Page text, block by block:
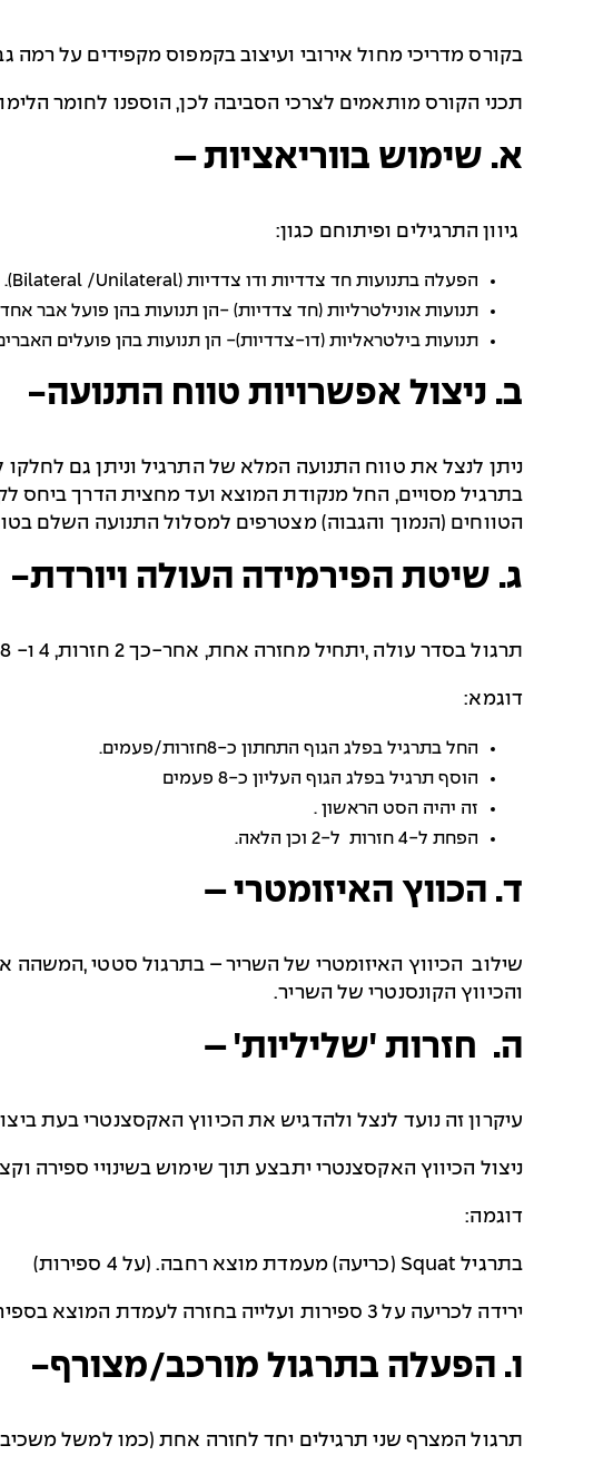
בקורס מדריכי מחול אירובי ועיצוב בקמפוס מקפידים על רמה
תכני הקורס מותאמים לצרכי הסביבה לכן, הוספנו לחומר
א. שימוש בווריאציות –
גיוון התרגילים ופיתוחם כגון:
הפעלה בתנועות חד צדדיות ודו צדדיות (Bilateral /Unilateral
).
תנועות אונילטרליות (חד צדדיות) -הן תנועות בהן פועל אבר
תנועות בילטראליות (דו-צדדיות)- הן תנועות בהן פועלים
ב. ניצול אפשרויות טווח התנועה-
ניתן לנצל את טווח התנועה המלא של התרגיל וניתן גם לחלקו
בתרגיל מסויים, החל מנקודת המוצא ועד מחצית הדרך ביחס
הטווחים (הנמוך והגבוה) מצטרפים למסלול התנועה השלם
ג. שיטת הפירמידה העולה ויורדת-
תרגול בסדר עולה ,יתחיל מחזרה אחת, אחר-כך 2 חזרות, 4 ו- 8 בכל אחד מן התרגילים. תרגול בסדר יורד יחל ב- 8 חזרות, אחר-כך 4, 2 ו- 1.
דוגמא:
החל בתרגיל בפלג הגוף התחתון כ-8חזרות/פעמים.
הוסף תרגיל בפלג הגוף העליון כ-8 פעמים
זה יהיה הסט הראשון .
הפחת ל-4 חזרות ל-2 וכן הלאה.
ד. הכווץ האיזומטרי –
שילוב הכיווץ האיזומטרי של השריר – בתרגול סטטי
והכיווץ הקונסנטרי של השריר.
ה. חזרות 'שליליות' –
עיקרון זה נועד לנצל ולהדגיש את הכיווץ האקסצנטרי בעת
ניצול הכיווץ האקסצנטרי יתבצע תוך שימוש בשינויי ספירה
דוגמה:
בתרגיל Squat (כריעה) מעמדת מוצא רחבה. (על 4 ספירות)
ירידה לכריעה על 3 ספירות ועלייה בחזרה לעמדת המוצא בספירה 4 (
ו. הפעלה בתרגול מורכב/מצורף-
תרגול המצרף שני תרגילים יחד לחזרה אחת (כמו למשל